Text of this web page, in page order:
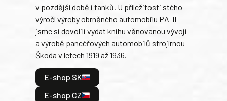
v pozdější době i tanků. U příležitosti stého
výročí výroby obrněného automobilu PA-II
jsme si dovolili vydat knihu věnovanou vývoji
a výrobě pancéřových automobilů strojírnou
Škoda v letech 1919 až 1936.
E-shop SK
E-shop CZ